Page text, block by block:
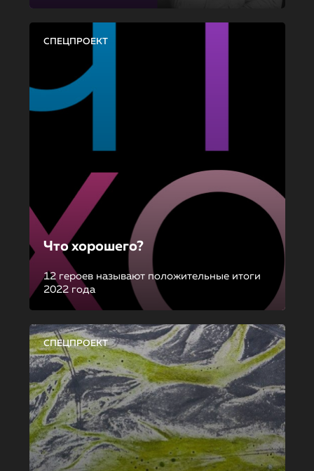
СПЕЦПРОЕКТ
Что хорошего?
12 героев называют положительные итоги
2022 года
СПЕЦПРОЕКТ